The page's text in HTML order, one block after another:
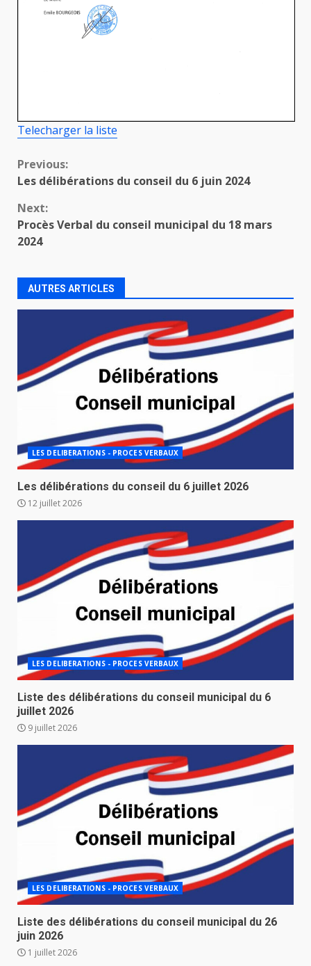
Telecharger la liste
Continue
Previous:
Les délibérations du conseil du 6 juin 2024
Next:
Procès Verbal du conseil municipal du 18 mars
2024
AUTRES ARTICLES
LES DELIBERATIONS - PROCES VERBAUX
Les délibérations du conseil du 6 juillet 2026
12 juillet 2026
LES DELIBERATIONS - PROCES VERBAUX
Liste des délibérations du conseil municipal du 6
juillet 2026
9 juillet 2026
LES DELIBERATIONS - PROCES VERBAUX
Liste des délibérations du conseil municipal du 26
juin 2026
1 juillet 2026